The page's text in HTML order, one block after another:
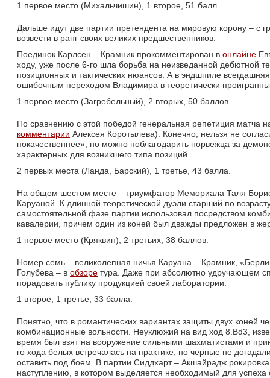
1 первое место (Михальчишин), 1 второе, 51 балл.
Дальше идут две партии претендента на мировую корону – с
возвести в ранг своих великих предшественников.
Поединок Карлсен – Крамник прокомментирован в онлайне
ходу, уже после 6-го шла борьба на неизведанной дебютной
позиционных и тактических нюансов. А в эндшпиле
ошибочным переходом Владимира в теоретически
1 первое место (Загребельный), 2 вторых, 50 баллов.
По сравнению с этой победой генеральная репетиция матча
комментарии Алексея Коротылева). Конечно, нельзя не
покачественнее», но можно поблагодарить норвежца за
характерных для возникшего типа позиций.
2 первых места (Ланда, Барский), 1 третье, 43 балла.
На общем шестом месте – триумфатор Мемориала Таля
Каруаной. К длинной теоретической дуэли старший по
самостоятельной фазе партии использовал посредством
кавалерии, причем один из коней был дважды предложен в
1 первое место (Кряквин), 2 третьих, 38 баллов.
Номер семь – великолепная ничья Каруана – Крамник,
Голубева – в обзоре тура. Даже при абсолютно удручающем
порадовать публику продукцией своей лаборатории.
1 второе, 1 третье, 33 балла.
Понятно, что в романтических вариантах защиты двух коней
комбинационные вольности. Неуклюжий на вид ход 8.Bd3,
время был взят на вооружение сильными шахматистами и
го хода белых встречалась на практике, но черные не
оставить под боем. В партии Сиддхарт – Акшайрадж
наступлению, в котором выделяется необходимый для